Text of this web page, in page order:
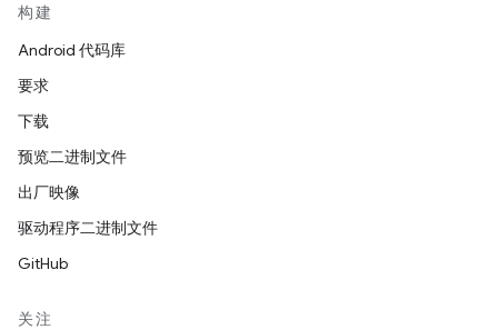
构建
Android 代码库
要求
下载
预览二进制文件
出厂映像
驱动程序二进制文件
GitHub
关注